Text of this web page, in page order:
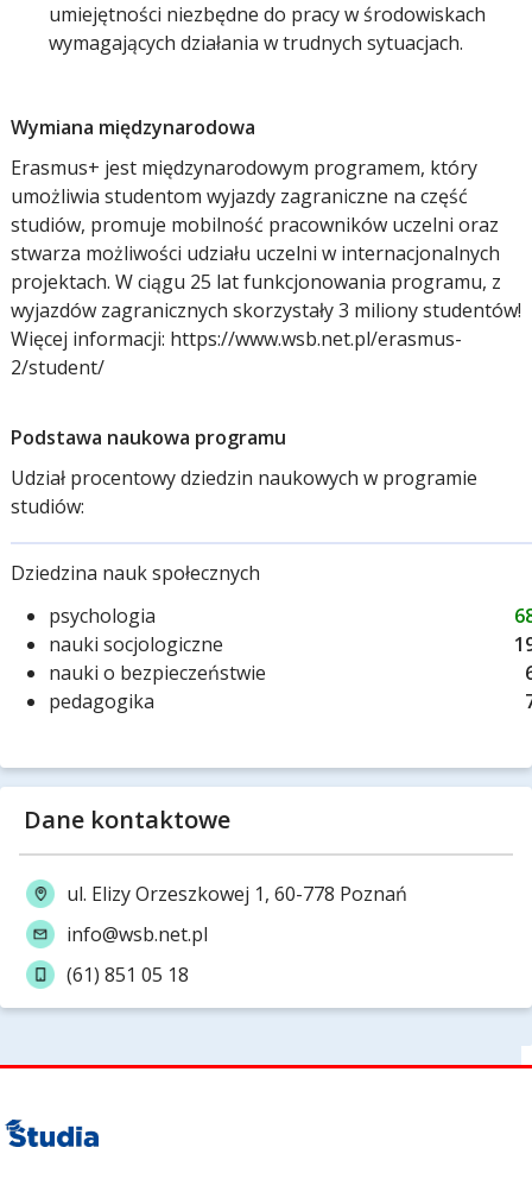
umiejętności niezbędne do pracy w środowiskach
wymagających działania w trudnych sytuacjach.
Wymiana międzynarodowa
Erasmus+ jest międzynarodowym programem, który
umożliwia studentom wyjazdy zagraniczne na część
studiów, promuje mobilność pracowników uczelni oraz
stwarza możliwości udziału uczelni w internacjonalnych
projektach. W ciągu 25 lat funkcjonowania programu, z
wyjazdów zagranicznych skorzystały 3 miliony studentów!
Więcej informacji: https://www.wsb.net.pl/erasmus-
2/student/
Podstawa naukowa programu
Udział procentowy dziedzin naukowych w programie
studiów:
Dziedzina nauk społecznych
psychologia
nauki socjologiczne
nauki o bezpieczeństwie
pedagogika
Dane kontaktowe
ul. Elizy Orzeszkowej 1, 60-778 Poznań
info@wsb.net.pl
(61) 851 05 18